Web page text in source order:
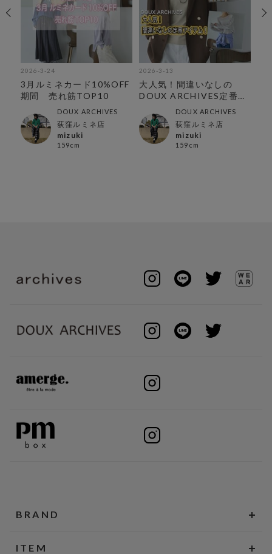
2026-3-24
3月ルミネカード10%OFF
期間 売れ筋TOP10
DOUX ARCHIVES
荻窪ルミネ店
mizuki
159cm
2026-3-13
大人気！間違いなしの
DOUX ARCHIVES定番ア
DOUX ARCHIVES
荻窪ルミネ店
mizuki
159cm
BRAND
ITEM